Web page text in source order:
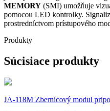
MEMORY (SMI) umožňuje
pomocou LED kontrolky.
prostredníctvom prístupového
Produkty
Súcisiace produkty
JA-118M Zbernicový modul